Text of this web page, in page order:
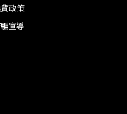
政策
宣導